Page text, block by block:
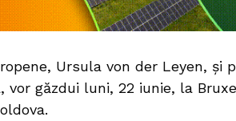
Ursula von der Leyen, și
vor găzdui luni, 22 iunie, la